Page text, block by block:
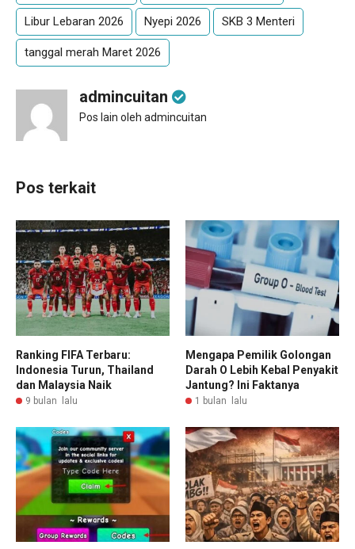
Libur Lebaran 2026 Nyepi 2026 SKB 3 Menteri
tanggal merah Maret 2026
admincuitan
Pos lain oleh admincuitan
Pos terkait
Ranking FIFA Terbaru:
Indonesia Turun, Thailand
dan Malaysia Naik
9 bulan lalu
Mengapa Pemilik Golongan
Darah O Lebih Kebal Penyakit
Jantung? Ini Faktanya
1 bulan lalu